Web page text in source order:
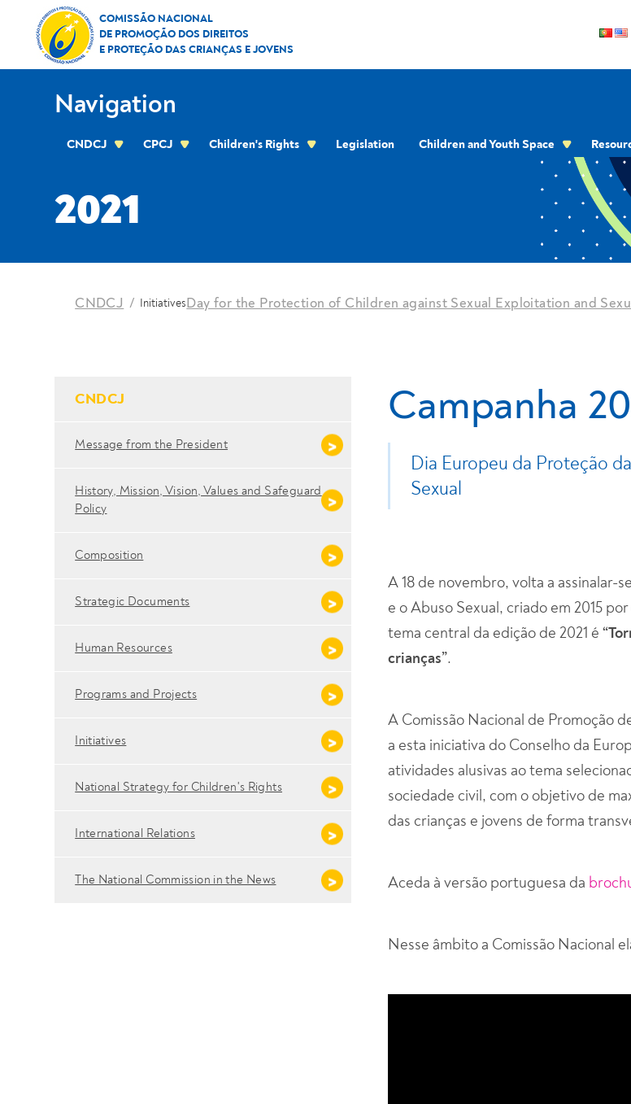
Skip to Content
2021
COMISSÃO NACIONAL
DE PROMOÇÃO DOS DIREITOS
E PROTEÇÃO DAS CRIANÇAS E JOVENS
Navigation
CNDCJ CPCJ Children's Rights Legislation Children and Youth Space
location
2021
Breadcrumbs
CNDCJ InitiativesDay for the Protection of Children against Sexual Exploitation and
- Conteudo Principal
CNDCJ
Message from the President
History, Mission, Vision, Values ​​and Safeguard
Policy
Composition
Strategic Documents
Human Resources
Programs and Projects
Initiatives
National Strategy for Children's Rights
International Relations
The National Commission in the News
Campanha
Dia Europeu da Proteção
Sexual
A 18 de novembro, volta a assinalar-
e o Abuso Sexual, criado em 2015
tema central da edição de 2021 é
crianças”.
A Comissão Nacional de Promoção
a esta iniciativa do Conselho da
atividades alusivas ao tema
sociedade civil, com o objetivo de
das crianças e jovens de forma
Aceda à versão portuguesa da
Nesse âmbito a Comissão Nacional